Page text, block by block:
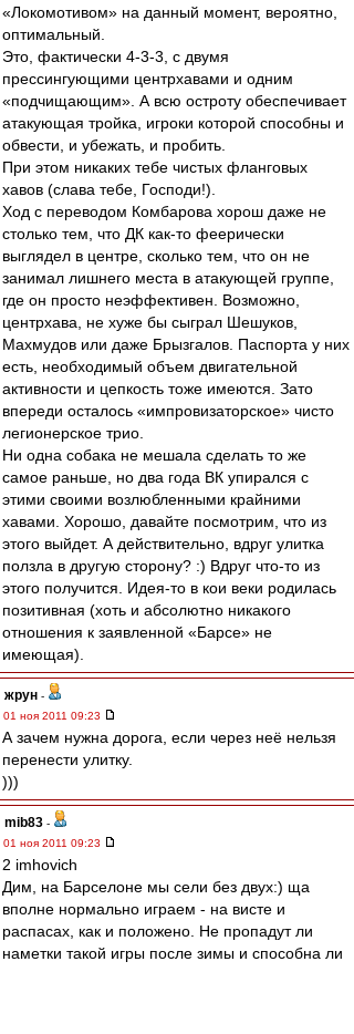
«Локомотивом» на данный момент, вероятно,
оптимальный.
Это, фактически 4-3-3, с двумя
прессингующими центрхавами и одним
«подчищающим». А всю остроту обеспечивает
атакующая тройка, игроки которой способны и
обвести, и убежать, и пробить.
При этом никаких тебе чистых фланговых
хавов (слава тебе, Господи!).
Ход с переводом Комбарова хорош даже не
столько тем, что ДК как-то феерически
выглядел в центре, сколько тем, что он не
занимал лишнего места в атакующей группе,
где он просто неэффективен. Возможно,
центрхава, не хуже бы сыграл Шешуков,
Махмудов или даже Брызгалов. Паспорта у них
есть, необходимый объем двигательной
активности и цепкость тоже имеются. Зато
впереди осталось «импровизаторское» чисто
легионерское трио.
Ни одна собака не мешала сделать то же
самое раньше, но два года ВК упирался с
этими своими возлюбленными крайними
хавами. Хорошо, давайте посмотрим, что из
этого выйдет. А действительно, вдруг улитка
ползла в другую сторону? :) Вдруг что-то из
этого получится. Идея-то в кои веки родилась
позитивная (хоть и абсолютно никакого
отношения к заявленной «Барсе» не
имеющая).
жрун -
01 ноя 2011 09:23
А зачем нужна дорога, если через неё нельзя
перенести улитку.
)))
mib83 -
01 ноя 2011 09:23
2 imhovich
Дим, на Барселоне мы сели без двух:) ща
вполне нормально играем - на висте и
распасах, как и положено. Не пропадут ли
наметки такой игры после зимы и способна ли